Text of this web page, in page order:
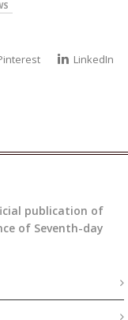
LinkedIn
publication of
of Seventh-day